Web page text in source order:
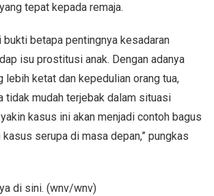
tepat kepada remaja.
bukti betapa pentingnya kesadaran
isu prostitusi anak. Dengan adanya
lebih ketat dan kepedulian orang tua,
tidak mudah terjebak dalam situasi
kasus ini akan menjadi contoh bagus
serupa di masa depan,” pungkas
di sini. (wnv/wnv)